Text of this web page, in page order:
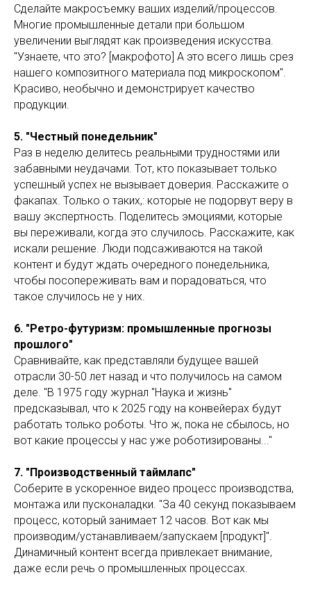
Сделайте макросъемку ваших изделий/процессов.
Многие промышленные детали при большом
увеличении выглядят как произведения искусства.
"Узнаете, что это? [макрофото] А это всего лишь срез
нашего композитного материала под микроскопом".
Красиво, необычно и демонстрирует качество
продукции.
5. "Честный понедельник"
Раз в неделю делитесь реальными трудностями или
забавными неудачами. Тот, кто показывает только
успешный успех не вызывает доверия. Расскажите о
факапах. Только о таких,: которые не подорвут веру в
вашу экспертность. Поделитесь эмоциями, которые
вы переживали, когда это случилось. Расскажите, как
искали решение. Люди подсаживаются на такой
контент и будут ждать очередного понедельника,
чтобы посопереживать вам и порадоваться, что
такое случилось не у них.
6. "Ретро-футуризм: промышленные прогнозы
прошлого"
Сравнивайте, как представляли будущее вашей
отрасли 30-50 лет назад и что получилось на самом
деле. "В 1975 году журнал "Наука и жизнь"
предсказывал, что к 2025 году на конвейерах будут
работать только роботы. Что ж, пока не сбылось, но
вот какие процессы у нас уже роботизированы..."
7. "Производственный таймлапс"
Соберите в ускоренное видео процесс производства,
монтажа или пусконаладки. "За 40 секунд показываем
процесс, который занимает 12 часов. Вот как мы
производим/устанавливаем/запускаем [продукт]".
Динамичный контент всегда привлекает внимание,
даже если речь о промышленных процессах.